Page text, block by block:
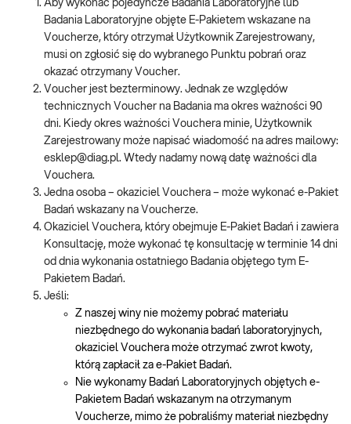
Aby wykonać pojedyncze Badania Laboratoryjne lub
Badania Laboratoryjne objęte E-Pakietem wskazane na
Voucherze, który otrzymał Użytkownik Zarejestrowany,
musi on zgłosić się do wybranego Punktu pobrań oraz
okazać otrzymany Voucher.
Voucher jest bezterminowy. Jednak ze względów
technicznych Voucher na Badania ma okres ważności 90
dni. Kiedy okres ważności Vouchera minie, Użytkownik
Zarejestrowany może napisać wiadomość na adres mailowy:
esklep@diag.pl. Wtedy nadamy nową datę ważności dla
Vouchera.
Jedna osoba – okaziciel Vouchera – może wykonać e-Pakiet
Badań wskazany na Voucherze.
Okaziciel Vouchera, który obejmuje E-Pakiet Badań i zawiera
Konsultację, może wykonać tę konsultację w terminie 14 dni
od dnia wykonania ostatniego Badania objętego tym E-
Pakietem Badań.
Jeśli:
Z naszej winy nie możemy pobrać materiału
niezbędnego do wykonania badań laboratoryjnych,
okaziciel Vouchera może otrzymać zwrot kwoty,
którą zapłacił za e-Pakiet Badań.
Nie wykonamy Badań Laboratoryjnych objętych e-
Pakietem Badań wskazanym na otrzymanym
Voucherze, mimo że pobraliśmy materiał niezbędny